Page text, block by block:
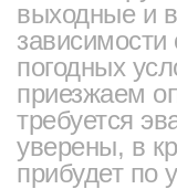
выходные и
зависимости
погодных
приезжаем
требуется
уверены, в
прибудет по